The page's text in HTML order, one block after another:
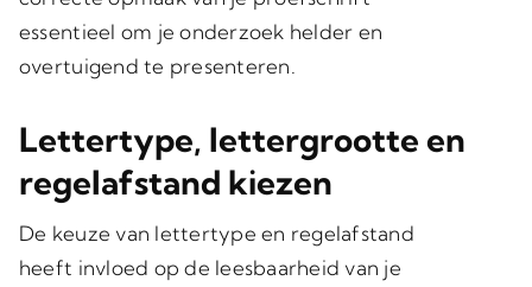
essentieel om je onderzoek helder en
overtuigend te presenteren.
Lettertype, lettergrootte en
regelafstand kiezen
De keuze van lettertype en regelafstand
heeft invloed op de leesbaarheid van je